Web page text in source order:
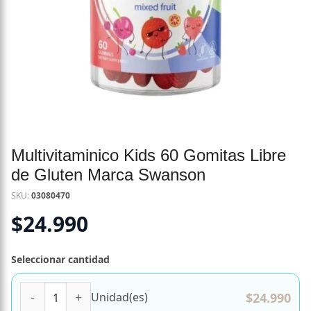
Multivitaminico Kids 60 Gomitas Libre
de Gluten Marca Swanson
SKU:03080470
$24.990
Seleccionar cantidad
Unidad(es) $24.990